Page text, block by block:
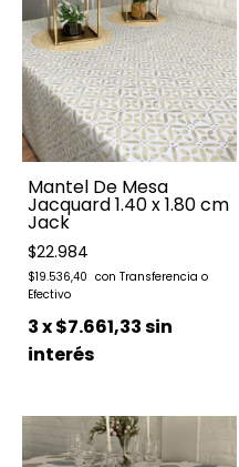
Mantel De Mesa
Jacquard 1.40 x 1.80 cm
Jack
$22.984
$19.536,40
3x$7.661,33sin
interés